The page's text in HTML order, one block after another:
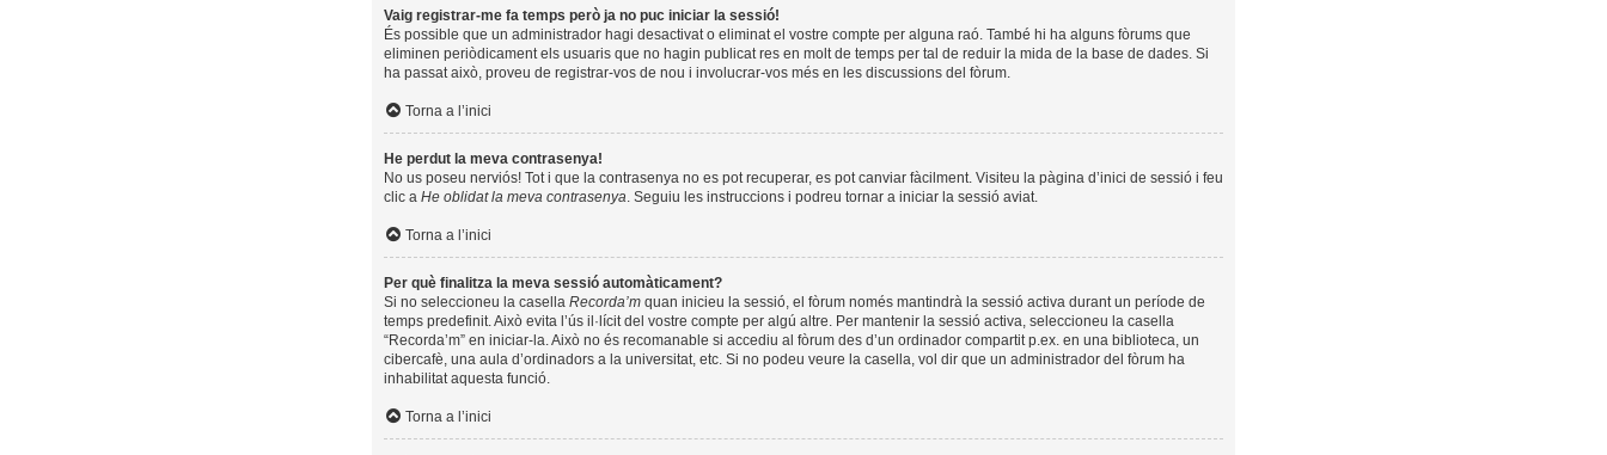
Vaig registrar-me fa temps però ja no puc iniciar la sessió!
És possible que un administrador hagi desactivat o eliminat el vostre compte per alguna raó. També hi ha alguns fòrums que
eliminen periòdicament els usuaris que no hagin publicat res en molt de temps per tal de reduir la mida de la base de dades. Si
ha passat això, proveu de registrar-vos de nou i involucrar-vos més en les discussions del fòrum.
Torna a l’inici
He perdut la meva contrasenya!
No us poseu nerviós! Tot i que la contrasenya no es pot recuperar, es pot canviar fàcilment. Visiteu la pàgina d’inici de sessió i feu
clic a He oblidat la meva contrasenya. Seguiu les instruccions i podreu tornar a iniciar la sessió aviat.
Torna a l’inici
Per què finalitza la meva sessió automàticament?
Si no seleccioneu la casella Recorda’m quan inicieu la sessió, el fòrum només mantindrà la sessió activa durant un període de
temps predefinit. Això evita l’ús il·lícit del vostre compte per algú altre. Per mantenir la sessió activa, seleccioneu la casella
“Recorda’m” en iniciar-la. Això no és recomanable si accediu al fòrum des d’un ordinador compartit p.ex. en una biblioteca, un
cibercafè, una aula d’ordinadors a la universitat, etc. Si no podeu veure la casella, vol dir que un administrador del fòrum ha
inhabilitat aquesta funció.
Torna a l’inici